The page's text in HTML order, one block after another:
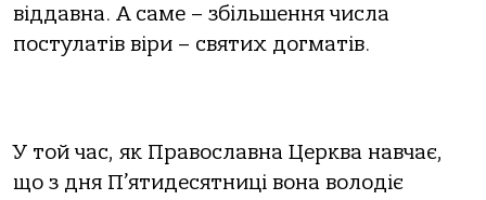
віддавна. А саме – збільшення числа
постулатів віри – святих догматів.
У той час, як Православна Церква навчає,
що з дня П’ятидесятниці вона володіє